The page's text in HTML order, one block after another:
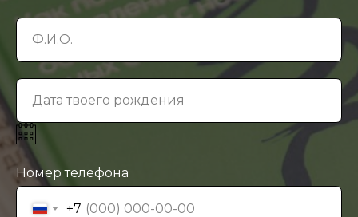
Ф.И.О.
Дата твоего рождения
Номер телефона
+7